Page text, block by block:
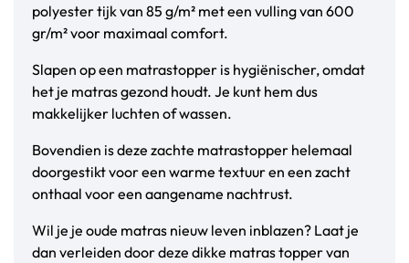
polyester tijk van 85 g/m² met een vulling van 600
gr/m² voor maximaal comfort.
Slapen op een matrastopper is hygiënischer, omdat
het je matras gezond houdt. Je kunt hem dus
makkelijker luchten of wassen.
Bovendien is deze zachte matrastopper helemaal
doorgestikt voor een warme textuur en een zacht
onthaal voor een aangename nachtrust.
Wil je je oude matras nieuw leven inblazen? Laat je
dan verleiden door deze dikke matras topper van